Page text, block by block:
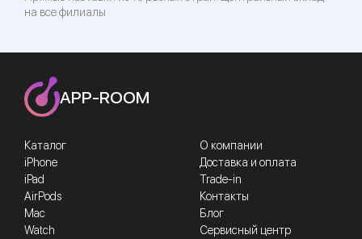
на все филиалы
Каталог
iPhone
iPad
AirPods
Mac
Watch
О компании
Доставка и оплата
Trade-in
Контакты
Блог
Сервисный центр
APP-ROOM